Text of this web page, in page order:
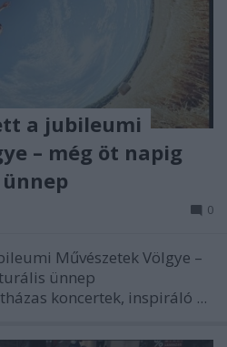
a jubileumi
– még öt napig
0
Művészetek Völgye –
ünnep
koncertek, inspiráló ...